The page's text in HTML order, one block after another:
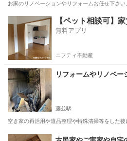
お家のリノベーションやリフォームお任せ下さ
和歌山市 和歌山駅 リフォ
【ペット相談可】
無料アプリ
ニフティ不動産
リフォームやリノベー
藤並駅
空き家の再活用や遺品整理や特殊清掃等をした
和歌山 有田郡 藤並駅 リフォーム